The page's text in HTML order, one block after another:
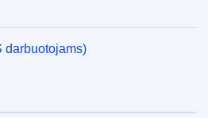
darbuotojams)